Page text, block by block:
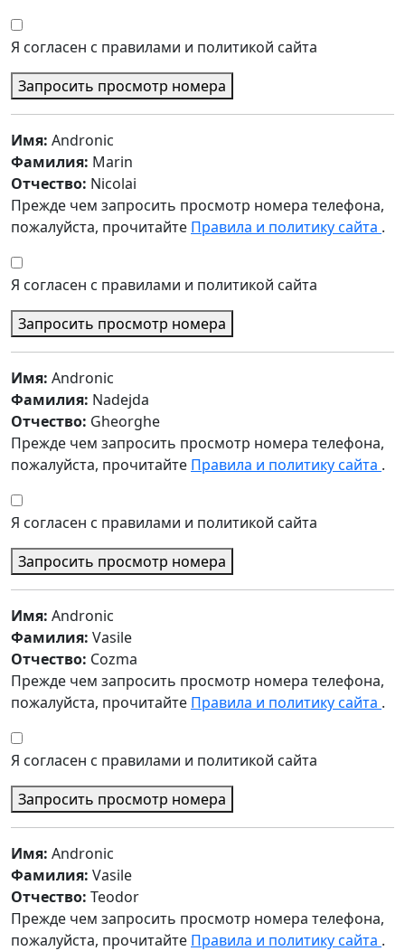
Я согласен с правилами и политикой сайта
Запросить просмотр номера
Имя: Andronic
Фамилия: Marin
Отчество: Nicolai
Прежде чем запросить просмотр номера телефона,
пожалуйста, прочитайте Правила и политику сайта .
Я согласен с правилами и политикой сайта
Запросить просмотр номера
Имя: Andronic
Фамилия: Nadejda
Отчество: Gheorghe
Прежде чем запросить просмотр номера телефона,
пожалуйста, прочитайте Правила и политику сайта .
Я согласен с правилами и политикой сайта
Запросить просмотр номера
Имя: Andronic
Фамилия: Vasile
Отчество: Cozma
Прежде чем запросить просмотр номера телефона,
пожалуйста, прочитайте Правила и политику сайта .
Я согласен с правилами и политикой сайта
Запросить просмотр номера
Имя: Andronic
Фамилия: Vasile
Отчество: Teodor
Прежде чем запросить просмотр номера телефона,
пожалуйста, прочитайте Правила и политику сайта .